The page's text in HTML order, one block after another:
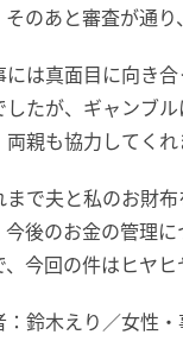
そのあと審査が通り
には真面目に向き
したが、ギャンブ
両親も協力してくれ
まで夫と私のお財
今後のお金の管理
、今回の件はヒヤヒ
：鈴木えり／女性